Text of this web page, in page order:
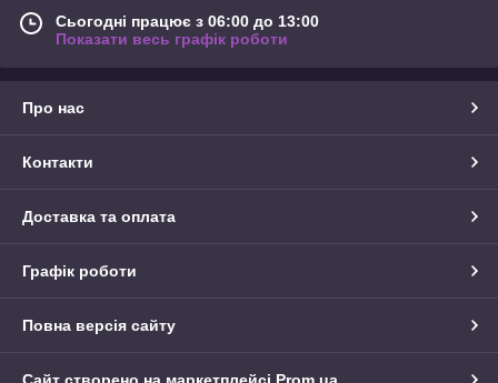
Сьогодні працює з 06:00 до 13:00
Показати весь графік роботи
Про нас
Контакти
Доставка та оплата
Графік роботи
Повна версія сайту